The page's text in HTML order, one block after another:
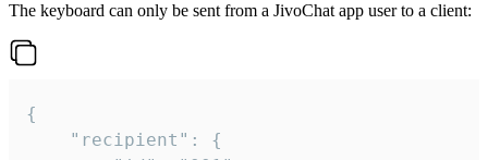
The keyboard can only be sent from a JivoChat app user to a client:
{